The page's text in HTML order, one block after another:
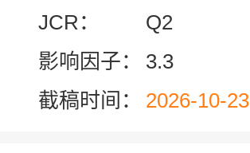
JCR：
Q2
影响因子：
3.3
截稿时间：
2026-10-23